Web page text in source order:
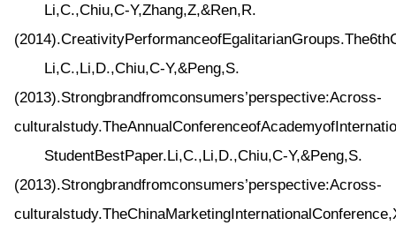
Li,C.,Chiu,C-Y,Zhang,Z,&Ren,R.
Li,C.,Li,D.,Chiu,C-Y,&Peng,S.
(2013).Strongbrandfromconsumers’perspective:Across-
StudentBestPaper.Li,C.,Li,D.,Chiu,C-Y,&Peng,S.
(2013).Strongbrandfromconsumers’perspective:Across-